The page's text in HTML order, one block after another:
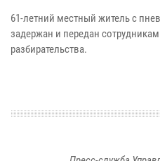
61-летний местный житель с
задержан и передан
разбирательства.